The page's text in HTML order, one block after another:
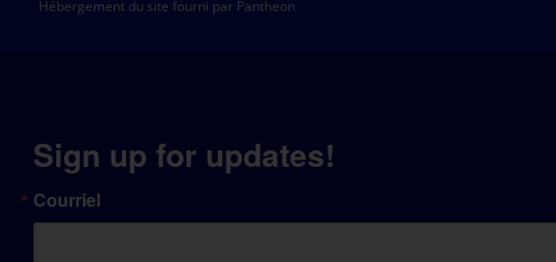
Hébergement du site fourni par Pantheon
Sign up for updates!
Courriel